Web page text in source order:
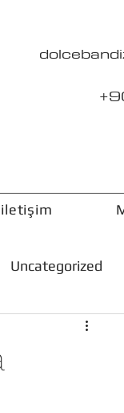
iletişim
Uncategorized